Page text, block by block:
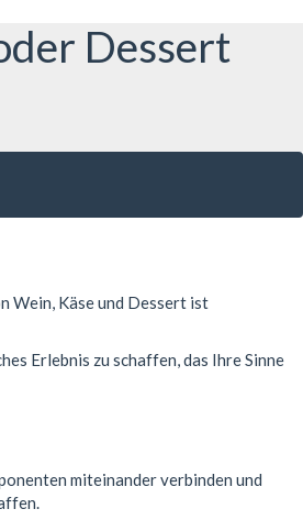
Dessert
Wein, Käse und Dessert ist
Erlebnis zu schaffen, das Ihre Sinne
miteinander verbinden und